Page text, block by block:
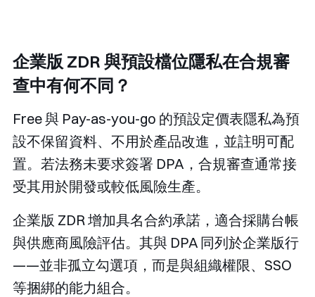
企業版 ZDR 與預設檔位隱私在合規審
查中有何不同？
Free 與 Pay-as-you-go 的預設定價表隱私為預
設不保留資料、不用於產品改進，並註明可配
置。若法務未要求簽署 DPA，合規審查通常接
受其用於開發或較低風險生產。
企業版 ZDR 增加具名合約承諾，適合採購台帳
與供應商風險評估。其與 DPA 同列於企業版行
——並非孤立勾選項，而是與組織權限、SSO
等捆綁的能力組合。